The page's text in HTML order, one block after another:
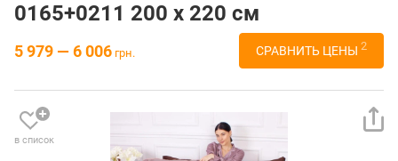
0165+0211 200 x 220 см
5 979 — 6 006 грн. СРАВНИТЬ ЦЕНЫ 2
в список